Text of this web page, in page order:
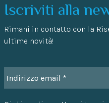
Iscriviti alla
Rimani in contatto con la
ultime novità!